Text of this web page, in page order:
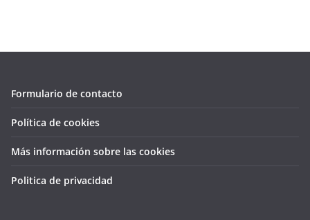
Formulario de contacto
Política de cookies
Más información sobre las cookies
Politica de privacidad